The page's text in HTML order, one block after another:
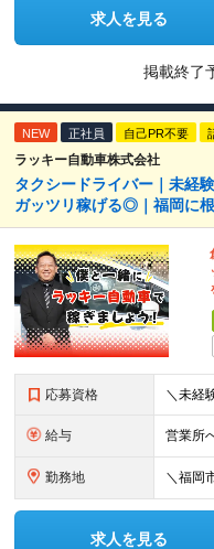
求人を見る
掲載終了
NEW 正社員 自己PR不要
ラッキー自動車株式会社
タクシードライバー｜未経
ガッツリ稼げる◎｜福岡に
応募資格
給与
勤務地
求人を見る